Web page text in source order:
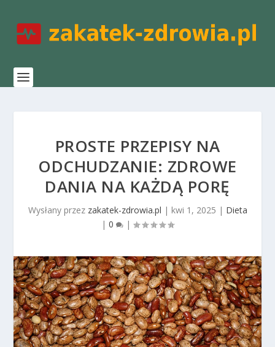
PROSTE PRZEPISY NA
ODCHUDZANIE: ZDROWE
DANIA NA KAŻDĄ PORĘ
Wysłany przez zakatek-zdrowia.pl | kwi 1, 2025 | Dieta
| 0 |